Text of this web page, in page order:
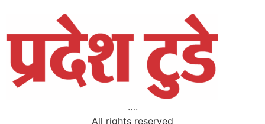
….
All rights reserved